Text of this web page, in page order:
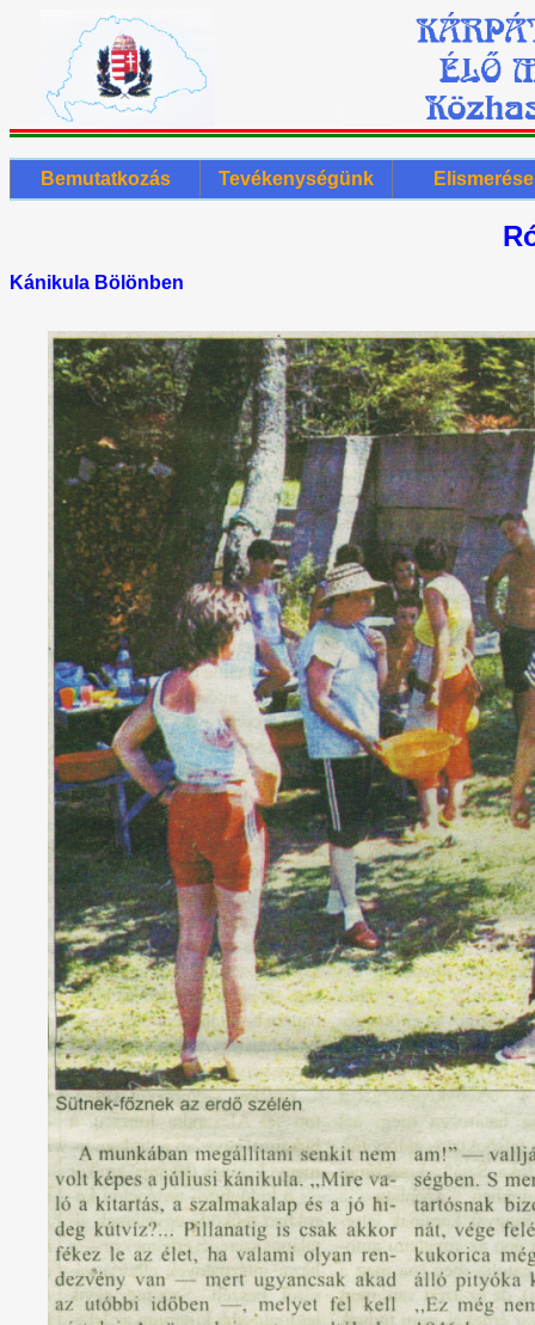
Bemutatkozás Tevékenységünk
Kánikula Bölönben